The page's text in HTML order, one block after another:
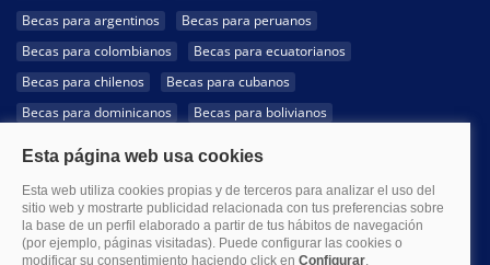
Becas para argentinos
Becas para peruanos
Becas para colombianos
Becas para ecuatorianos
Becas para chilenos
Becas para cubanos
Becas para dominicanos
Becas para bolivianos
Becas para hondureños
Becas para paraguayos
Becas para uruguayos
Becas para salvadoreños